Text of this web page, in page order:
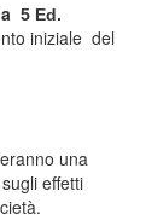
5 Ed.
iniziale del
una
effetti